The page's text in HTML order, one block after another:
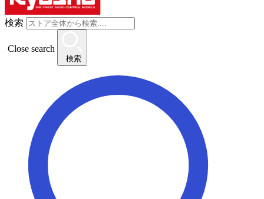
検索
Close search
検索